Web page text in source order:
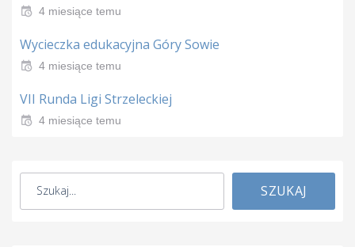
4 miesiące temu
Wycieczka edukacyjna Góry Sowie
4 miesiące temu
VII Runda Ligi Strzeleckiej
4 miesiące temu
SZUKAJ